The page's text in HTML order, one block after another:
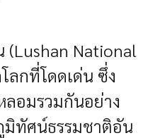
National
ลกที่โดดเด่น ซึ่ง
ลอมรวมกันอย่าง
ทัศน์ธรรมชาติอัน